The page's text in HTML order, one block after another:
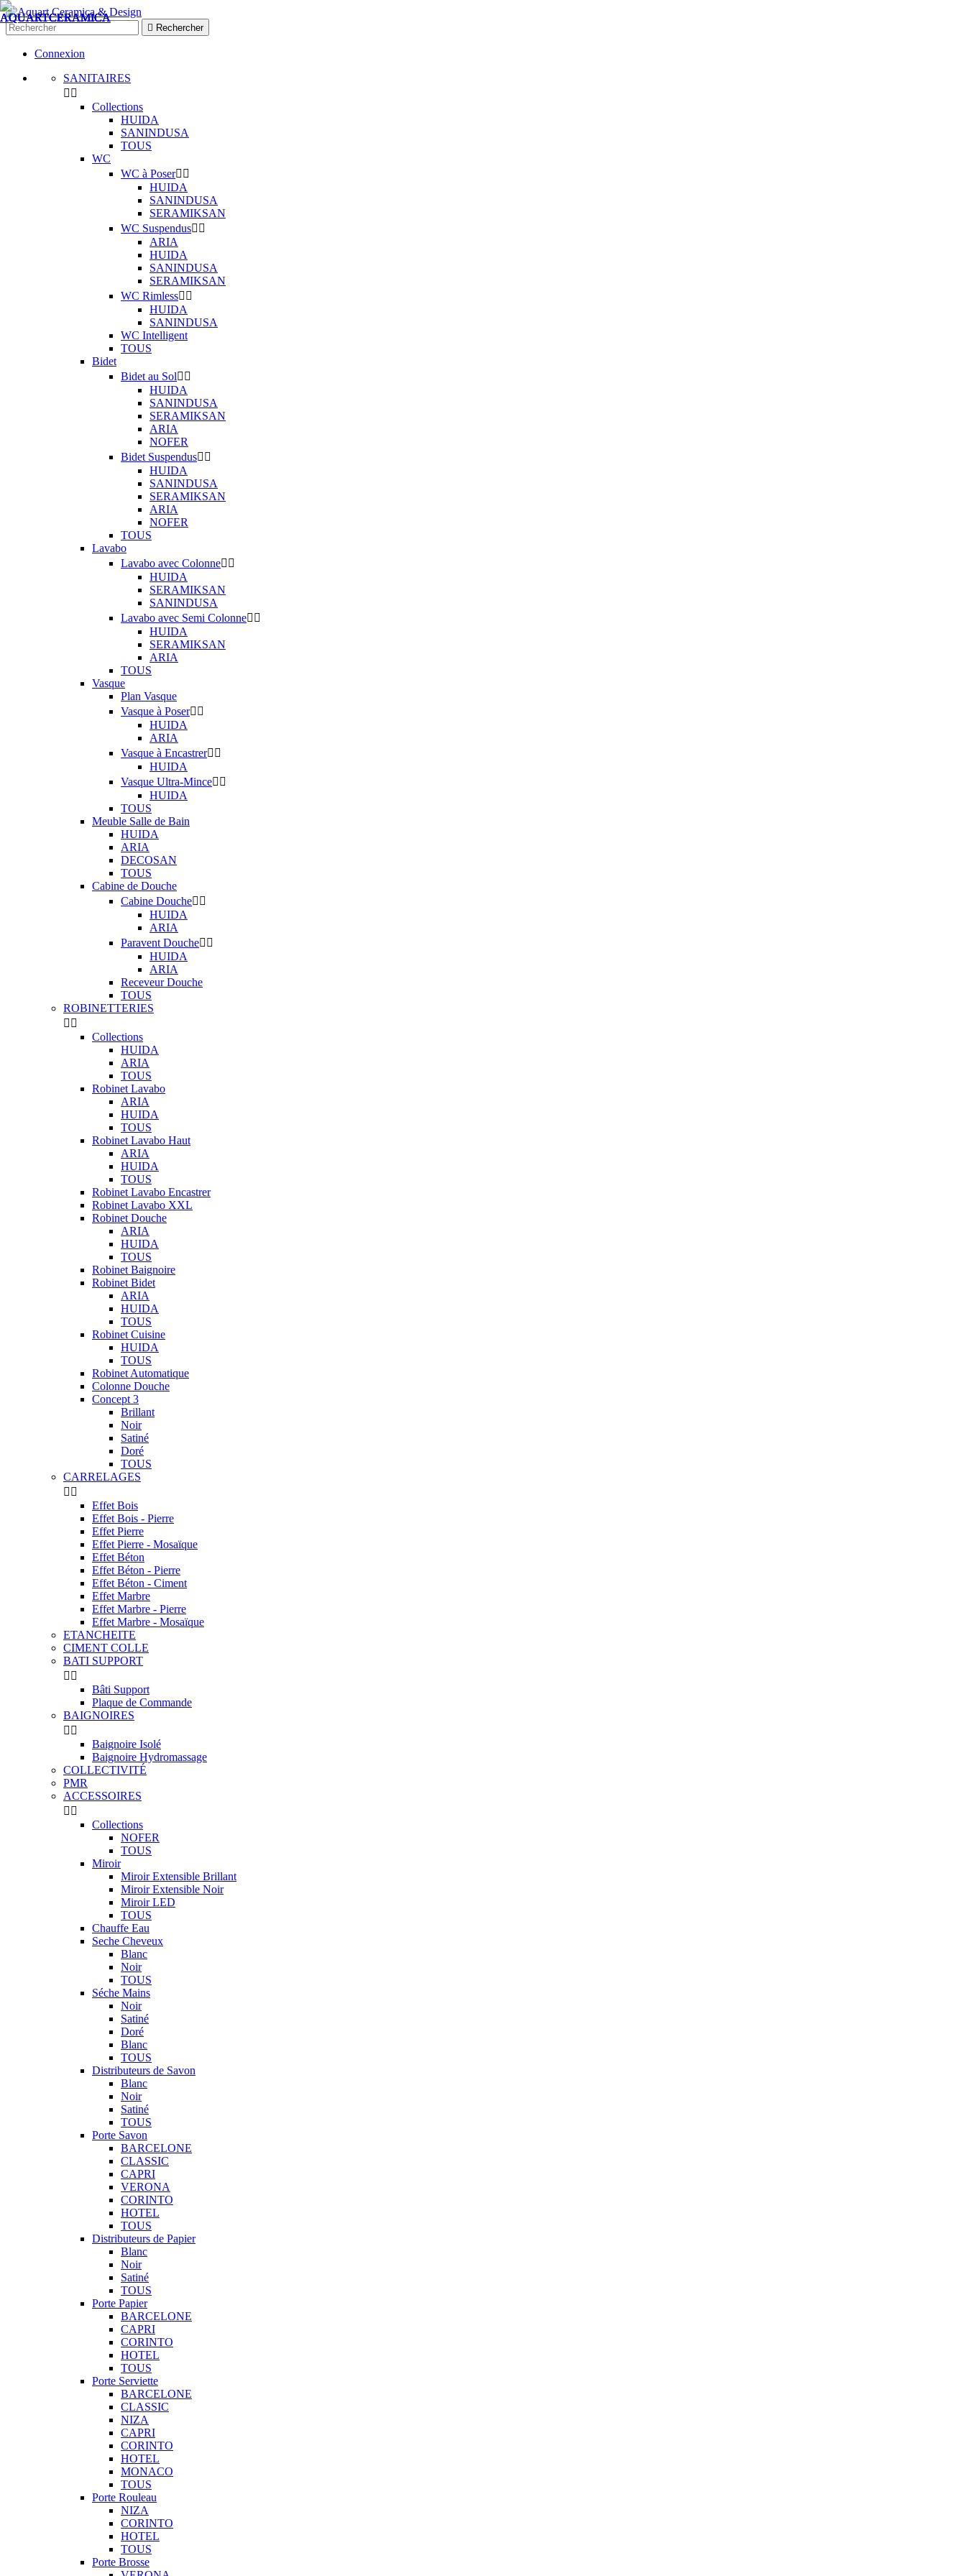
 Rechercher
Connexion
SANITAIRES
 
Collections
HUIDA
SANINDUSA
TOUS
WC
WC à Poser 
HUIDA
SANINDUSA
SERAMIKSAN
WC Suspendus 
ARIA
HUIDA
SANINDUSA
SERAMIKSAN
WC Rimless 
HUIDA
SANINDUSA
WC Intelligent
TOUS
Bidet
Bidet au Sol 
HUIDA
SANINDUSA
SERAMIKSAN
ARIA
NOFER
Bidet Suspendus 
HUIDA
SANINDUSA
SERAMIKSAN
ARIA
NOFER
TOUS
Lavabo
Lavabo avec Colonne 
HUIDA
SERAMIKSAN
SANINDUSA
Lavabo avec Semi Colonne 
HUIDA
SERAMIKSAN
ARIA
TOUS
Vasque
Plan Vasque
Vasque à Poser 
HUIDA
ARIA
Vasque à Encastrer 
HUIDA
Vasque Ultra-Mince 
HUIDA
TOUS
Meuble Salle de Bain
HUIDA
ARIA
DECOSAN
TOUS
Cabine de Douche
Cabine Douche 
HUIDA
ARIA
Paravent Douche 
HUIDA
ARIA
Receveur Douche
TOUS
ROBINETTERIES
 
Collections
HUIDA
ARIA
TOUS
Robinet Lavabo
ARIA
HUIDA
TOUS
Robinet Lavabo Haut
ARIA
HUIDA
TOUS
Robinet Lavabo Encastrer
Robinet Lavabo XXL
Robinet Douche
ARIA
HUIDA
TOUS
Robinet Baignoire
Robinet Bidet
ARIA
HUIDA
TOUS
Robinet Cuisine
HUIDA
TOUS
Robinet Automatique
Colonne Douche
Concept 3
Brillant
Noir
Satiné
Doré
TOUS
CARRELAGES
 
Effet Bois
Effet Bois - Pierre
Effet Pierre
Effet Pierre - Mosaïque
Effet Béton
Effet Béton - Pierre
Effet Béton - Ciment
Effet Marbre
Effet Marbre - Pierre
Effet Marbre - Mosaïque
ETANCHEITE
CIMENT COLLE
BATI SUPPORT
 
Bâti Support
Plaque de Commande
BAIGNOIRES
 
Baignoire Isolé
Baignoire Hydromassage
COLLECTIVITÉ
PMR
ACCESSOIRES
 
Collections
NOFER
TOUS
Miroir
Miroir Extensible Brillant
Miroir Extensible Noir
Miroir LED
TOUS
Chauffe Eau
Seche Cheveux
Blanc
Noir
TOUS
Séche Mains
Noir
Satiné
Doré
Blanc
TOUS
Distributeurs de Savon
Blanc
Noir
Satiné
TOUS
Porte Savon
BARCELONE
CLASSIC
CAPRI
VERONA
CORINTO
HOTEL
TOUS
Distributeurs de Papier
Blanc
Noir
Satiné
TOUS
Porte Papier
BARCELONE
CAPRI
CORINTO
HOTEL
TOUS
Porte Serviette
BARCELONE
CLASSIC
NIZA
CAPRI
CORINTO
HOTEL
MONACO
TOUS
Porte Rouleau
NIZA
CORINTO
HOTEL
TOUS
Porte Brosse